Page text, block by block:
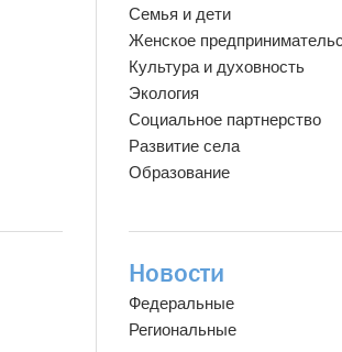
Семья и дети
Женское
Культура и духовность
Экология
Социальное партнерство
Развитие села
Образование
Новости
Федеральные
Региональные